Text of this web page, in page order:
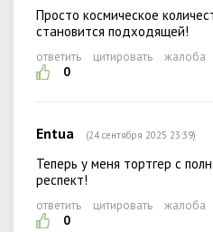
Просто космическое
становится подходящей!
ответить цитировать
жалоба
0
Entua (24 сентября 2025 23:39)
Теперь у меня тортгер с
респект!
ответить цитировать
жалоба
0